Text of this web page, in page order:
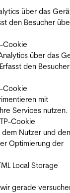
über das
den Besucher
Cookie
über das
den
Cookie
mit
Services nutzen.
Cookie
Nutzer und den
Optimierung der
Local Storage
gerade